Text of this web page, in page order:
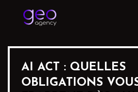
AI ACT : QUELLES
OBLIGATIONS